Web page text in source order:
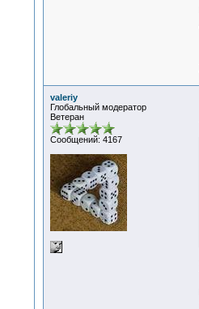
valeriy
Глобальный модератор
Ветеран
Сообщений: 4167